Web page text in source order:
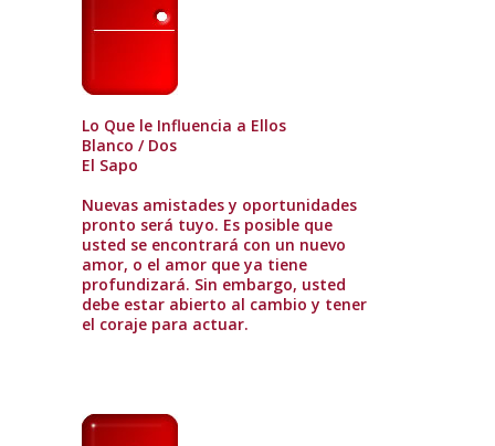
Lo Que le Influencia a Ellos
Blanco / Dos
El Sapo
Nuevas amistades y oportunidades
pronto será tuyo. Es posible que
usted se encontrará con un nuevo
amor, o el amor que ya tiene
profundizará. Sin embargo, usted
debe estar abierto al cambio y tener
el coraje para actuar.